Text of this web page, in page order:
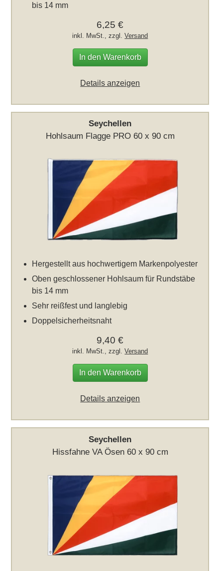
bis 14 mm
6,25 €
inkl. MwSt., zzgl.Versand
In den Warenkorb
Details anzeigen
Seychellen
Hohlsaum Flagge PRO 60 x 90 cm
Hergestellt aus hochwertigem Markenpolyester
Oben geschlossener Hohlsaum für Rundstäbe
bis 14 mm
Sehr reißfest und langlebig
Doppelsicherheitsnaht
9,40 €
inkl. MwSt., zzgl.Versand
In den Warenkorb
Details anzeigen
Seychellen
Hissfahne VA Ösen 60 x 90 cm